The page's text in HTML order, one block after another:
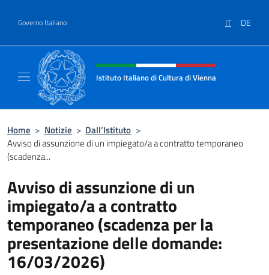
Governo Italiano IT DE
Intestazione sito, social e menù
Istituto Italiano di Cultura di Vienna
Home > Notizie > Dall’Istituto >
Avviso di assunzione di un impiegato/a a contratto temporaneo
(scadenza...
Avviso di assunzione di un
impiegato/a a contratto
temporaneo (scadenza per la
presentazione delle domande:
16/03/2026)